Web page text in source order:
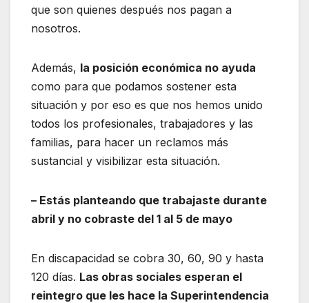
que son quienes después nos pagan a
nosotros.
Además, la posición económica no ayuda
como para que podamos sostener esta
situación y por eso es que nos hemos unido
todos los profesionales, trabajadores y las
familias, para hacer un reclamos más
sustancial y visibilizar esta situación.
– Estás planteando que trabajaste durante
abril y no cobraste del 1 al 5 de mayo
En discapacidad se cobra 30, 60, 90 y hasta
120 días. Las obras sociales esperan el
reintegro que les hace la Superintendencia